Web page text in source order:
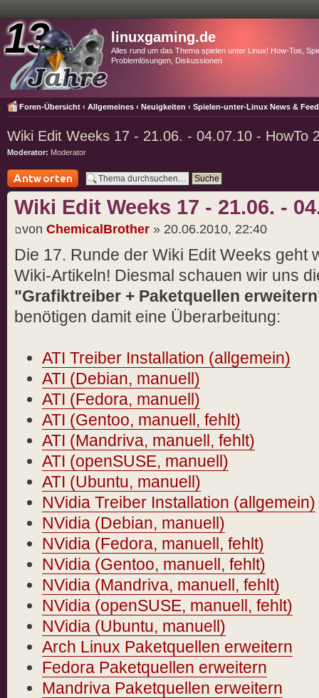
linuxgaming.de
Alles rund um das Thema spielen unter Linux! How-Tos,
Problemlösungen, Diskussionen
Foren-Übersicht ‹ Allgemeines ‹ Neuigkeiten ‹ Spielen-unter-Linux News &
Wiki Edit Weeks 17 - 21.06. - 04.07.10 - HowTo
Moderator: Moderator
Antwort schreiben
Wiki Edit Weeks 17 - 21.06. -
von ChemicalBrother » 20.06.2010, 22:40
Die 17. Runde der Wiki Edit Weeks geht
Wiki-Artikeln! Diesmal schauen wir uns
"Grafiktreiber + Paketquellen
benötigen damit eine Überarbeitung:
ATI Treiber Installation (allgemein)
ATI (Debian, manuell)
ATI (Fedora, manuell)
ATI (Gentoo, manuell, fehlt)
ATI (Mandriva, manuell, fehlt)
ATI (openSUSE, manuell)
ATI (Ubuntu, manuell)
NVidia Treiber Installation (allgemein)
NVidia (Debian, manuell)
NVidia (Fedora, manuell, fehlt)
NVidia (Gentoo, manuell, fehlt)
NVidia (Mandriva, manuell, fehlt)
NVidia (openSUSE, manuell, fehlt)
NVidia (Ubuntu, manuell)
Arch Linux Paketquellen erweitern
Fedora Paketquellen erweitern
Mandriva Paketquellen erweitern